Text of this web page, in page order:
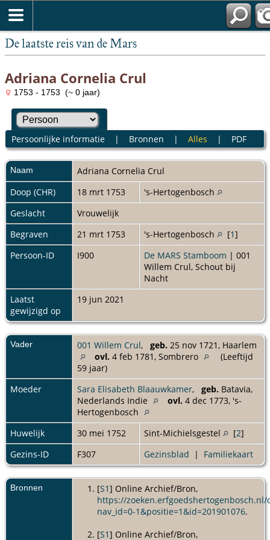
De laatste reis van de Mars
Adriana Cornelia Crul
1753 - 1753 (~ 0 jaar)
Persoonlijke informatie| Bronnen | Alles | PDF
Naam Adriana Cornelia Crul
Doop (CHR)
18 mrt 1753
's-Hertogenbosch
Geslacht
Vrouwelijk
Begraven
21 mrt 1753 's-Hertogenbosch [1]
Persoon-ID
I900 De MARS Stamboom | 001
Willem Crul, Schout bij
Nacht
Laatst
gewijzigd op
19 jun 2021
Vader 001 Willem Crul, geb. 25 nov 1721, Haarlem
ovl. 4 feb 1781, Sombrero
(Leeftijd
59 jaar)
Moeder
Sara Elisabeth Blaauwkamer, geb. Batavia,
Nederlands Indie
ovl. 4 dec 1773, 's-
Hertogenbosch
Huwelijk
30 mei 1752 Sint-Michielsgestel [2]
Gezins-ID
F307 Gezinsblad | Familiekaart
Bronnen [S1] Online Archief/Bron,
https://zoeken.erfgoedshertogenbosch.nl/
nav_id=0-1&positie=1&id=201901076.
[S1] Online Archief/Bron,